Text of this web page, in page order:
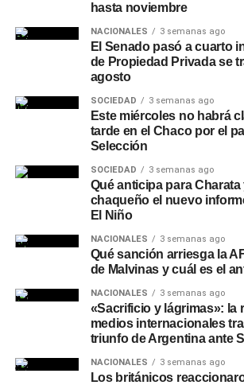
hasta noviembre
NACIONALES 3 semanas ago
El Senado pasó a cuarto
de Propiedad Privada se
agosto
SOCIEDAD 3 semanas ago
Este miércoles no habrá
tarde en el Chaco por el
Selección
SOCIEDAD 3 semanas ago
Qué anticipa para
chaqueño el nuevo
El Niño
NACIONALES 3 semanas ago
Qué sanción arriesga la
de Malvinas y cuál es el
NACIONALES 3 semanas ago
«Sacrificio y lágrimas»: la
medios internacionales
triunfo de Argentina ante
NACIONALES 3 semanas ago
Los británicos